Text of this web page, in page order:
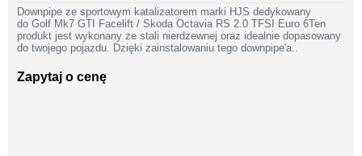
Downpipe ze sportowym katalizatorem marki HJS dedykowany
do Golf Mk7 GTI Facelift / Skoda Octavia RS 2.0 TFSI Euro 6Ten
produkt jest wykonany ze stali nierdzewnej oraz idealnie dopasowany
do twojego pojazdu. Dzięki zainstalowaniu tego downpipe'a..
Zapytaj o cenę